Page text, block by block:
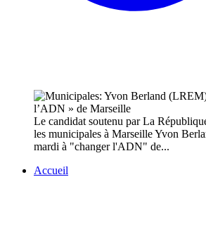
Le candidat soutenu par La
les municipales à Marseille Yvon
mardi à "changer l'ADN" de...
Accueil